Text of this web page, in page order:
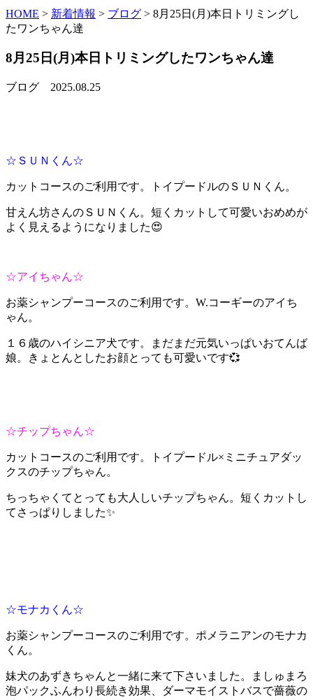
HOME > 新着情報 > ブログ > 8月25日(月)本日トリミングし
たワンちゃん達
8月25日(月)本日トリミングしたワンちゃん達
ブログ 2025.08.25
☆ＳＵＮくん☆
カットコースのご利用です。トイプードルのＳＵＮくん。
甘えん坊さんのＳＵＮくん。短くカットして可愛いおめめが
よく見えるようになりました😍
☆アイちゃん☆
お薬シャンプーコースのご利用です。W.コーギーのアイち
ゃん。
１６歳のハイシニア犬です。まだまだ元気いっぱいおてんば
娘。きょとんとしたお顔とっても可愛いです💞
☆チップちゃん☆
カットコースのご利用です。トイプードル×ミニチュアダッ
クスのチップちゃん。
ちっちゃくてとっても大人しいチップちゃん。短くカットし
てさっぱりしました✨
☆モナカくん☆
お薬シャンプーコースのご利用です。ポメラニアンのモナカ
くん。
妹犬のあずきちゃんと一緒に来て下さいました。ましゅまろ
泡パックふんわり長続き効果、ダーマモイストバスで薔薇の